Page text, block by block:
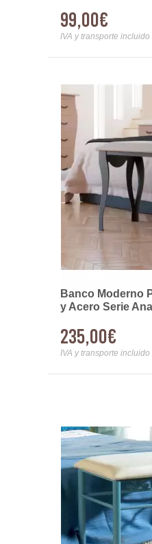
99,00€
IVA y transporte incluido
Banco Moderno
y Acero Serie
235,00€
IVA y transporte incluido